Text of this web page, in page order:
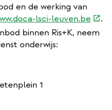
en de werking van
lsci-leuven.be
link)
.
binnen Ris+K, neem
onderwijs:
1